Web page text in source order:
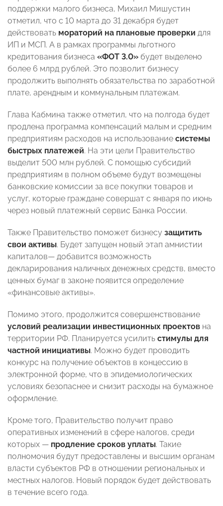
поддержки малого бизнеса, Михаил Мишустин
отметил, что с 10 марта до 31 декабря будет
действовать мораторий на плановые проверки для
ИП и МСП. А в рамках программы льготного
кредитования бизнеса «ФОТ 3.0» будет выделено
более 6 млрд рублей. Это позволит бизнесу
продолжить выполнять обязательства по заработной
плате, арендным и коммунальным платежам.
Глава Кабмина также отметил, что на полгода будет
продлена программа компенсаций малым и средним
предприятиям расходов на использование системы
быстрых платежей. На эти цели Правительство
выделит 500 млн рублей. С помощью субсидий
предприятиям в полном объеме будут возмещены
банковские комиссии за все покупки товаров и
услуг, которые граждане совершат с января по июнь
через новый платежный сервис Банка России.
Также Правительство поможет бизнесу защитить
свои активы. Будет запущен новый этап амнистии
капиталов— добавится возможность
декларирования наличных денежных средств, вместо
ценных бумаг в законе появится определение
«финансовые активы».
Помимо этого, продолжится совершенствование
условий реализации инвестиционных проектов на
территории РФ. Планируется усилить стимулы для
частной инициативы. Можно будет проводить
конкурс на получение объектов в концессию в
электронной форме, что в эпидемиологических
условиях безопаснее и снизит расходы на бумажное
оформление.
Кроме того, Правительство получит право
оперативных изменений в сфере налогов, среди
которых — продление сроков уплаты. Такие
полномочия будут предоставлены и высшим органам
власти субъектов РФ в отношении региональных и
местных налогов. Новый порядок будет действовать
в течение всего года.